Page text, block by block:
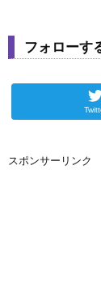
フォローす
スポンサーリンク